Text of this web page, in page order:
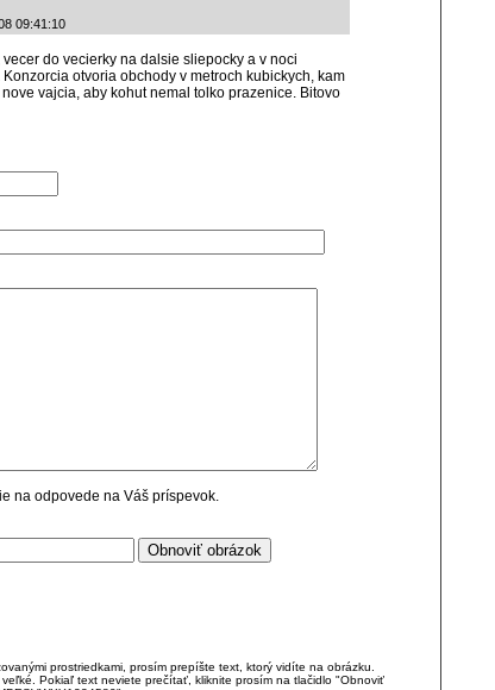
09:41:10
do vecierky na dalsie sliepocky a v noci
otvoria obchody v metroch kubickych, kam
vajcia, aby kohut nemal tolko prazenice. Bitovo
na odpovede na Váš príspevok.
prostriedkami, prosím prepíšte text, ktorý vidíte na obrázku.
Pokiaľ text neviete prečítať, kliknite prosím na tlačidlo "Obnoviť